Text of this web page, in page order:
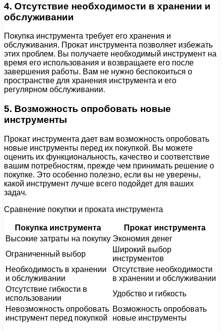
4. Отсутствие необходимости в хранении и
обслуживании
Покупка инструмента требует его хранения и
обслуживания. Прокат инструмента позволяет избежать
этих проблем. Вы получаете необходимый инструмент на
время его использования и возвращаете его после
завершения работы. Вам не нужно беспокоиться о
пространстве для хранения инструмента и его
регулярном обслуживании.
5. Возможность опробовать новые
инструменты
Прокат инструмента дает вам возможность опробовать
новые инструменты перед их покупкой. Вы можете
оценить их функциональность, качество и соответствие
вашим потребностям, прежде чем принимать решение о
покупке. Это особенно полезно, если вы не уверены,
какой инструмент лучше всего подойдет для ваших
задач.
Сравнение покупки и проката инструмента
Покупка инструмента
Прокат инструмента
Высокие затраты на покупку Экономия денег
Ограниченный выбор
Широкий выбор
инструментов
Необходимость в хранении
и обслуживании
Отсутствие необходимости
в хранении и обслуживании
Отсутствие гибкости в
использовании
Удобство и гибкость
Невозможность опробовать
инструмент перед покупкой
Возможность опробовать
новые инструменты